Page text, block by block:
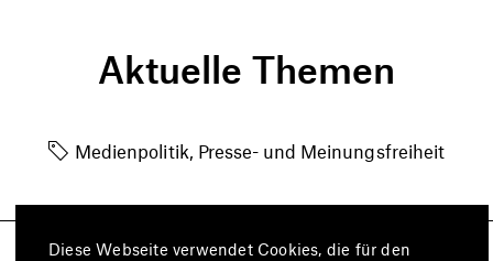
Aktuelle Themen
Medienpolitik, Presse- und Meinungsfreiheit
Diese Webseite verwendet Cookies, die für den